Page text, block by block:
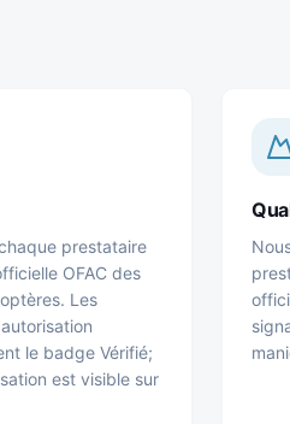
prestataire
OFAC des
Les
le badge Vérifié;
est visible sur